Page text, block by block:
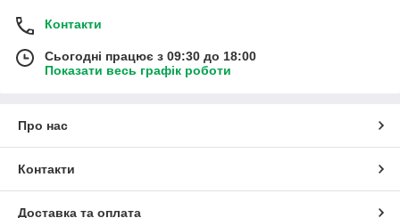
Контакти
Сьогодні працює з 09:30 до 18:00
Показати весь графік роботи
Про нас
Контакти
Доставка та оплата